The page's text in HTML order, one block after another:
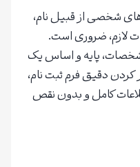
شخصی از قبیل نام،
لازم، ضروری است.
پایه و اساس یک
دقیق فرم ثبت نام،
کامل و بدون نقص